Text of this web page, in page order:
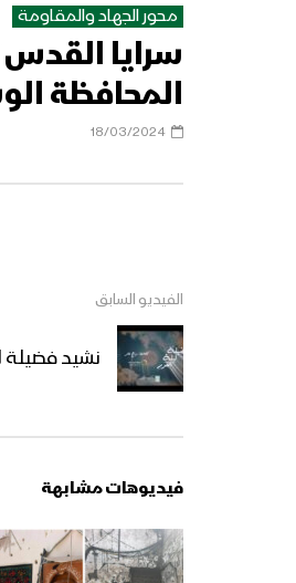
محور الجهاد والمقاومة
سرايا
المحافظة
18/03/2024
الفيديو السابق
نشيد فضيلة
فيديوهات مشابهة